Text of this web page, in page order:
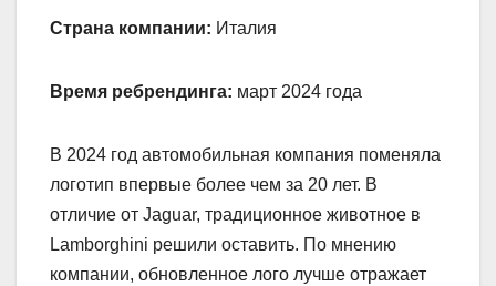
Страна компании: Италия
Время ребрендинга: март 2024 года
В 2024 год автомобильная компания поменяла
логотип впервые более чем за 20 лет. В
отличие от Jaguar, традиционное животное в
Lamborghini решили оставить. По мнению
компании, обновленное лого лучше отражает